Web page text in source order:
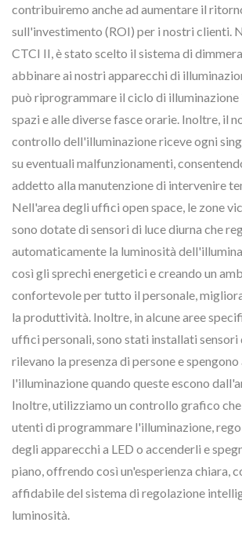
contribuiremo anche ad aumentare il
sull'investimento (ROI) per i nostri clienti.
CTCI II, è stato scelto il sistema di
abbinare ai nostri apparecchi di
può riprogrammare il ciclo di illuminazione
spazi e alle diverse fasce orarie. Inoltre, il
controllo dell'illuminazione riceve ogni
su eventuali malfunzionamenti,
addetto alla manutenzione di intervenire
Nell'area degli uffici open space, le zone
sono dotate di sensori di luce diurna che
automaticamente la luminosità
così gli sprechi energetici e creando un
confortevole per tutto il personale,
la produttività. Inoltre, in alcune aree
uffici personali, sono stati installati sensori
rilevano la presenza di persone e
l'illuminazione quando queste escono
Inoltre, utilizziamo un controllo grafico
utenti di programmare l'illuminazione,
degli apparecchi a LED o accenderli e
piano, offrendo così un'esperienza chiara,
affidabile del sistema di regolazione
luminosità.